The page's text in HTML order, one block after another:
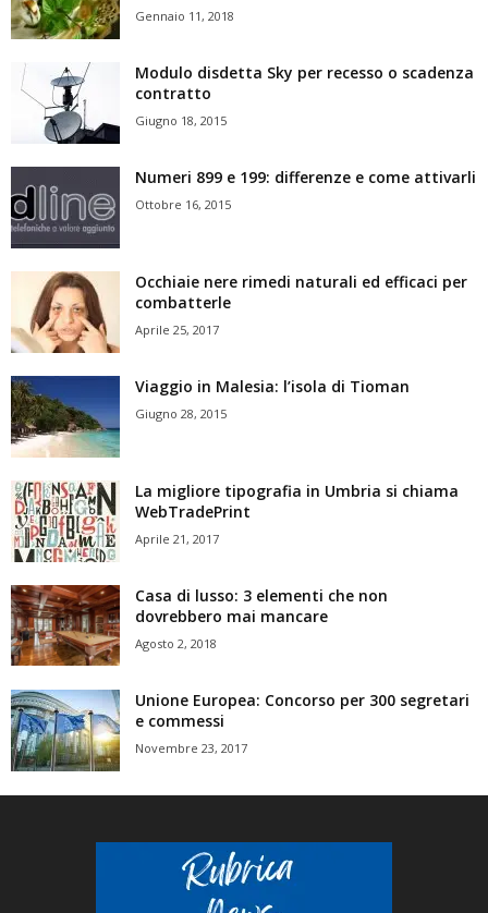
Gennaio 11, 2018
Modulo disdetta Sky per recesso o scadenza
contratto
Giugno 18, 2015
Numeri 899 e 199: differenze e come attivarli
Ottobre 16, 2015
Occhiaie nere rimedi naturali ed efficaci per
combatterle
Aprile 25, 2017
Viaggio in Malesia: l’isola di Tioman
Giugno 28, 2015
La migliore tipografia in Umbria si chiama
WebTradePrint
Aprile 21, 2017
Casa di lusso: 3 elementi che non
dovrebbero mai mancare
Agosto 2, 2018
Unione Europea: Concorso per 300 segretari
e commessi
Novembre 23, 2017